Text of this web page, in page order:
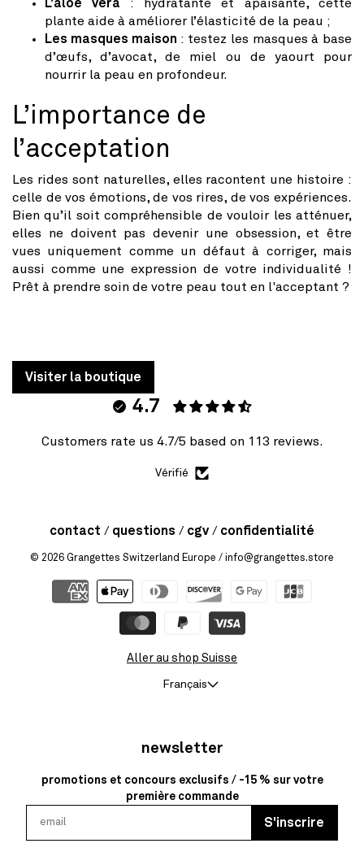
L'aloe vera : hydratante et apaisante, cette
plante aide à améliorer l’élasticité de la peau ;
Les masques maison : testez les masques à base
d’œufs, d’avocat, de miel ou de yaourt pour
nourrir la peau en profondeur.
L’importance de
l’acceptation
Les rides sont naturelles, elles racontent une histoire :
celle de vos émotions, de vos rires, de vos expériences.
Bien qu’il soit compréhensible de vouloir les atténuer,
elles ne doivent pas devenir une obsession, et être
vues uniquement comme un défaut à corriger, mais
aussi comme une expression de votre individualité !
Prêt à prendre soin de votre peau tout en l'acceptant ?
Visiter la boutique
4.7
Customers rate us 4.7/5 based on 113 reviews.
Vérifié
contact questions cgv confidentialité
© 2026 Grangettes Switzerland Europe / info@grangettes.store
Aller au shop Suisse
Français
newsletter
promotions et concours exclusifs / -15 % sur votre
première commande
S'inscrire